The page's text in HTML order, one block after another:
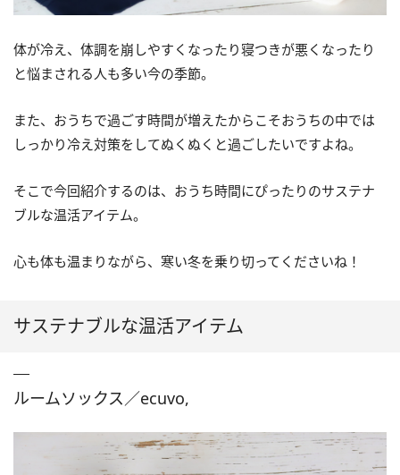
体が冷え、体調を崩しやすくなったり寝つきが悪くなったり
と悩まされる人も多い今の季節。
また、おうちで過ごす時間が増えたからこそおうちの中では
しっかり冷え対策をしてぬくぬくと過ごしたいですよね。
そこで今回紹介するのは、おうち時間にぴったりのサステナ
ブルな温活アイテム。
心も体も温まりながら、寒い冬を乗り切ってくださいね！
サステナブルな温活アイテム
ルームソックス／ecuvo,